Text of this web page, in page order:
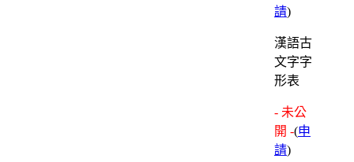
請)
漢語古
文字字
形表
- 未公
開 -(申
請)